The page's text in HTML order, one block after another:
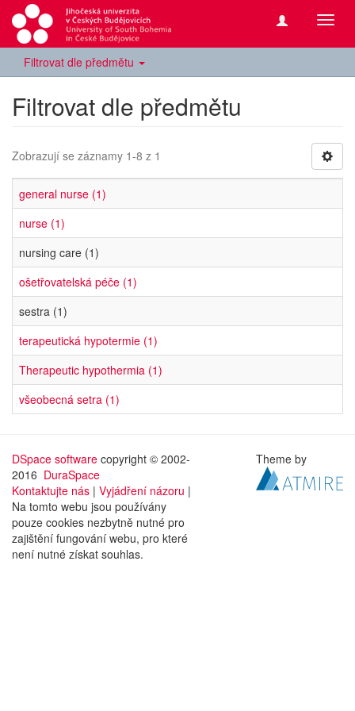
Filtrovat dle předmětu
Filtrovat dle předmětu
Zobrazují se záznamy 1-8 z 1
general nurse (1)
nurse (1)
nursing care (1)
ošetřovatelská péče (1)
sestra (1)
terapeutická hypotermie (1)
Therapeutic hypothermia (1)
všeobecná setra (1)
DSpace software copyright © 2002-
2016 DuraSpace
Kontaktujte nás | Vyjádření názoru |
Na tomto webu jsou používány
pouze cookies nezbytně nutné pro
zajištění fungování webu, pro které
není nutné získat souhlas.
Theme by